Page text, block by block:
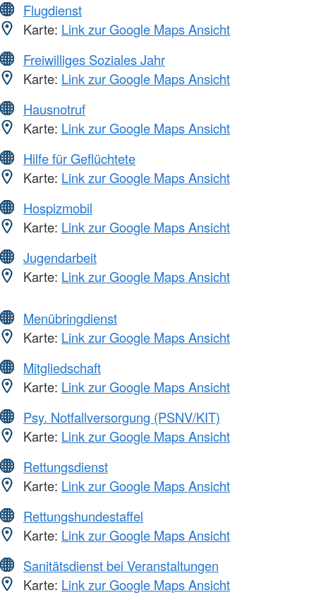
Flugdienst
Karte: Link zur Google Maps Ansicht
Freiwilliges Soziales Jahr
Karte: Link zur Google Maps Ansicht
Hausnotruf
Karte: Link zur Google Maps Ansicht
Hilfe für Geflüchtete
Karte: Link zur Google Maps Ansicht
Hospizmobil
Karte: Link zur Google Maps Ansicht
Jugendarbeit
Karte: Link zur Google Maps Ansicht
Menübringdienst
Karte: Link zur Google Maps Ansicht
Mitgliedschaft
Karte: Link zur Google Maps Ansicht
Psy. Notfallversorgung (PSNV/KIT)
Karte: Link zur Google Maps Ansicht
Rettungsdienst
Karte: Link zur Google Maps Ansicht
Rettungshundestaffel
Karte: Link zur Google Maps Ansicht
Sanitätsdienst bei Veranstaltungen
Karte: Link zur Google Maps Ansicht